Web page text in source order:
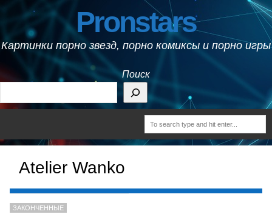
Pronstars
Картинки порно звезд, порно комиксы и порно игры
Поиск
Atelier Wanko
ЗАКОНЧЕННЫЕ